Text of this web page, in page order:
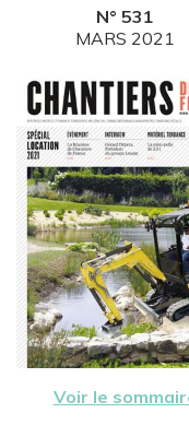
N° 531
MARS 2021
Voir le